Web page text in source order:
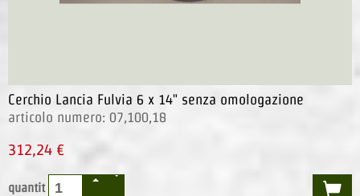
Cerchio Lancia Fulvia 6 x 14" senza omologazione
articolo numero: 07,100,18
312,24 €
quantit